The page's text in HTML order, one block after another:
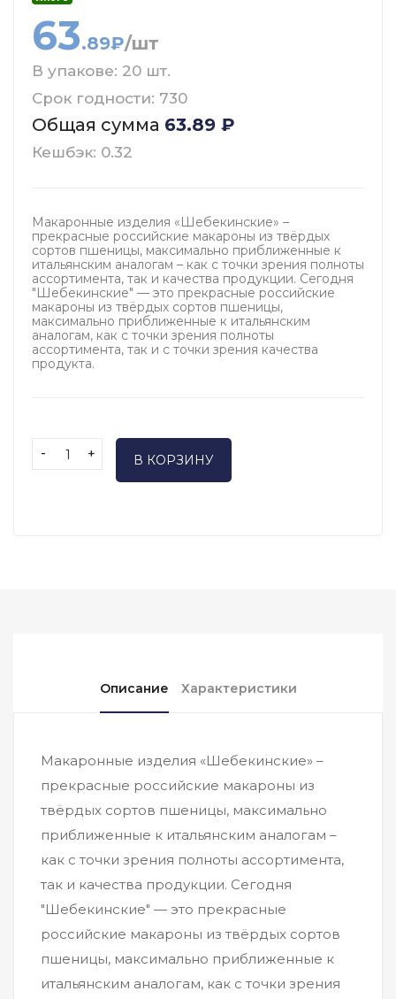
63.89₽/шт
В упакове: 20 шт.
Срок годности: 730
Общая сумма 63.89 ₽
Кешбэк: 0.32
Макаронные изделия «Шебекинские» –
прекрасные российские макароны из твёрдых
сортов пшеницы, максимально приближенные к
итальянским аналогам – как с точки зрения полноты
ассортимента, так и качества продукции. Сегодня
"Шебекинские" — это прекрасные российские
макароны из твёрдых сортов пшеницы,
максимально приближенные к итальянским
аналогам, как с точки зрения полноты
ассортимента, так и с точки зрения качества
продукта.
- + В КОРЗИНУ
Описание Характеристики
Макаронные изделия «Шебекинские» –
прекрасные российские макароны из
твёрдых сортов пшеницы, максимально
приближенные к итальянским аналогам –
как с точки зрения полноты ассортимента,
так и качества продукции. Сегодня
"Шебекинские" — это прекрасные
российские макароны из твёрдых сортов
пшеницы, максимально приближенные к
итальянским аналогам, как с точки зрения